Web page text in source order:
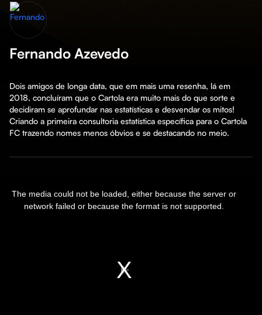
Fernando Azevedo
Dois amigos de longa data, que em mais uma resenha, lá em
2018, concluíram que o Cartola era muito mais do que sorte e
decidiram se aprofundar nas estatísticas e desvendar os mitos!
Criando a primeira consultoria estatística específica para o Cartola
FC trazendo nomes menos óbvios e se destacando no meio.
Play
The media could not be loaded, either because the server or
network failed or because the format is not supported.